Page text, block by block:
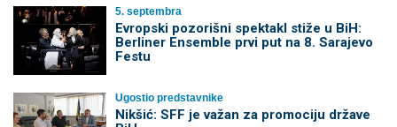
5. septembra
Evropski pozorišni spektakl stiže u BiH:
Berliner Ensemble prvi put na 8. Sarajevo
Festu
Ugostio predstavnike
Nikšić: SFF je važan za promociju države